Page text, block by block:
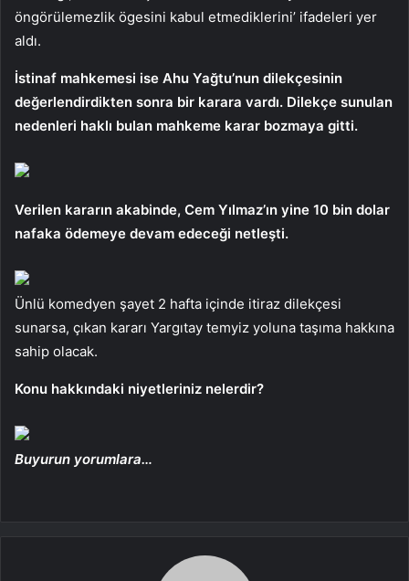
öngörülemezlik ögesini kabul etmediklerini’ ifadeleri yer
aldı.
İstinaf mahkemesi ise Ahu Yağtu’nun dilekçesinin
değerlendirdikten sonra bir karara vardı. Dilekçe sunulan
nedenleri haklı bulan mahkeme karar bozmaya gitti.
Verilen kararın akabinde, Cem Yılmaz’ın yine 10 bin dolar
nafaka ödemeye devam edeceği netleşti.
Ünlü komedyen şayet 2 hafta içinde itiraz dilekçesi
sunarsa, çıkan kararı Yargıtay temyiz yoluna taşıma hakkına
sahip olacak.
Konu hakkındaki niyetleriniz nelerdir?
Buyurun yorumlara…